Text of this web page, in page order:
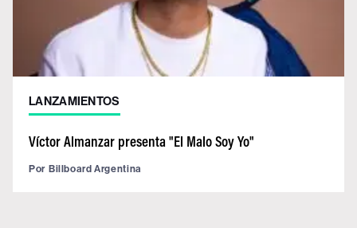
LANZAMIENTOS
Víctor Almanzar presenta "El Malo Soy Yo"
Por Billboard Argentina